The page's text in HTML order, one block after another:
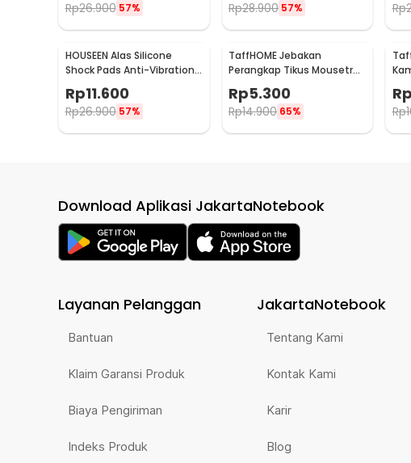
Rp26.900 57% Rp28.900 57% Rp
HOUSEEN Alas Silicone
Shock Pads Anti-Vibration
Mats 4 PCS - NY522
Rp11.600
Rp26.900 57%
TaffHOME Jebakan
Perangkap Tikus Mousetrap
Sensitive - ZL-2021
Rp5.300
Rp14.900 65%
Rp
Rp
Download Aplikasi JakartaNotebook
Layanan Pelanggan
Bantuan
Klaim Garansi Produk
Biaya Pengiriman
Indeks Produk
JakartaNotebook
Tentang Kami
Kontak Kami
Karir
Blog